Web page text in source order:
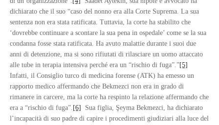
dichiarato che il suo “caso del nonno era alla Corte Suprema. La sua
sentenza non era stata ratificata. Tuttavia, la corte ha stabilito che
‘dovrebbe continuare a scontare la sua pena in ospedale’ come se la sua
condanna fosse stata ratificata. Ha avuto malattie durante i suoi due
anni di detenzione, ma si sono rifiutati di rilasciare un uomo attaccato
alle tube in terapia intensiva perché era un “rischio di fuga”.”[5]
Infatti, il Consiglio turco di medicina forense (ATK) ha emesso un
rapporto medico affermando che Bekmezci non era in grado di
rimanere in carcere, ma la corte ha respinto la relazione affermando che
era a “rischio di fuga”. [6] Sua figlia, Şeyma Bekmezci, ha dichiarato
l’incapacità di suo padre di capire i procedimenti giudiziari alla luce del